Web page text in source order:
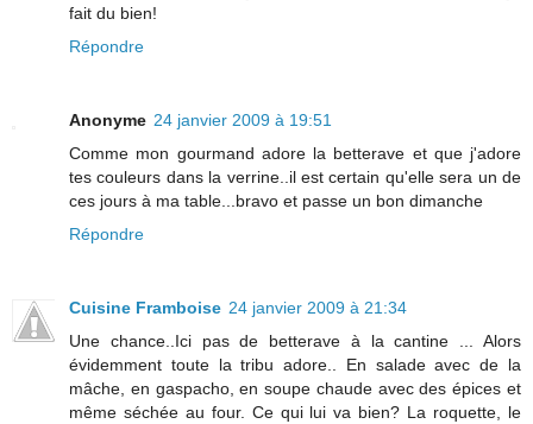
fait du bien!
Répondre
Anonyme 24 janvier 2009 à 19:51
Comme mon gourmand adore la betterave et que j'adore
tes couleurs dans la verrine..il est certain qu'elle sera un de
ces jours à ma table...bravo et passe un bon dimanche
Répondre
Cuisine Framboise 24 janvier 2009 à 21:34
Une chance..Ici pas de betterave à la cantine ... Alors
évidemment toute la tribu adore.. En salade avec de la
mâche, en gaspacho, en soupe chaude avec des épices et
même séchée au four. Ce qui lui va bien? La roquette, le